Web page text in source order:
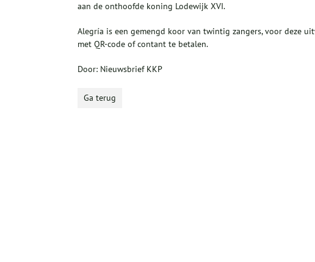
aan de onthoofde koning Lodewijk XVI.
Alegría is een gemengd koor van twintig zangers, voor deze
met QR-code of contant te betalen.
Door: Nieuwsbrief KKP
Ga terug